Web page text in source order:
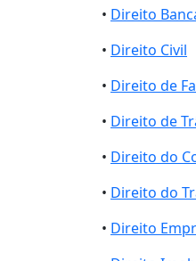
• Direito
• Direito Civil
• Direito de
• Direito de
• Direito do
• Direito do
• Direito